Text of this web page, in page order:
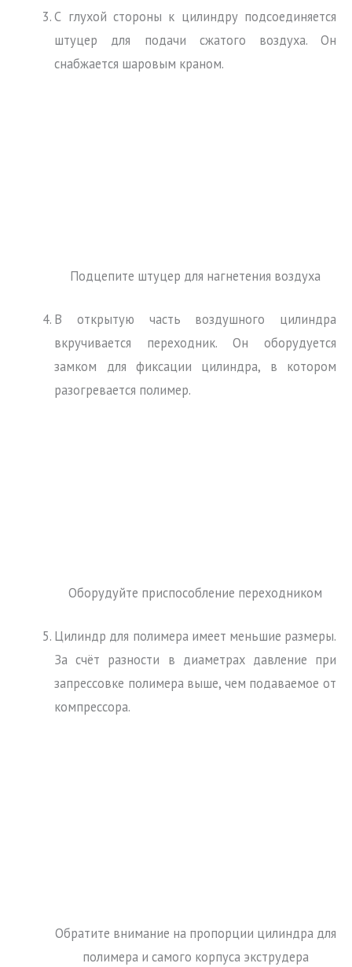
С глухой стороны к цилиндру подсоединяется
штуцер для подачи сжатого воздуха. Он
снабжается шаровым краном.
Подцепите штуцер для нагнетения воздуха
В открытую часть воздушного цилиндра
вкручивается переходник. Он оборудуется
замком для фиксации цилиндра, в котором
разогревается полимер.
Оборудуйте приспособление переходником
Цилиндр для полимера имеет меньшие размеры.
За счёт разности в диаметрах давление при
запрессовке полимера выше, чем подаваемое от
компрессора.
Обратите внимание на пропорции цилиндра для
полимера и самого корпуса экструдера